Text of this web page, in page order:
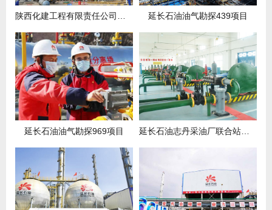
延长石油油气勘探439项目
延长石油油气勘探969项目